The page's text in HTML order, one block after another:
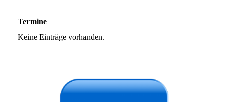
Termine
Keine Einträge vorhanden.